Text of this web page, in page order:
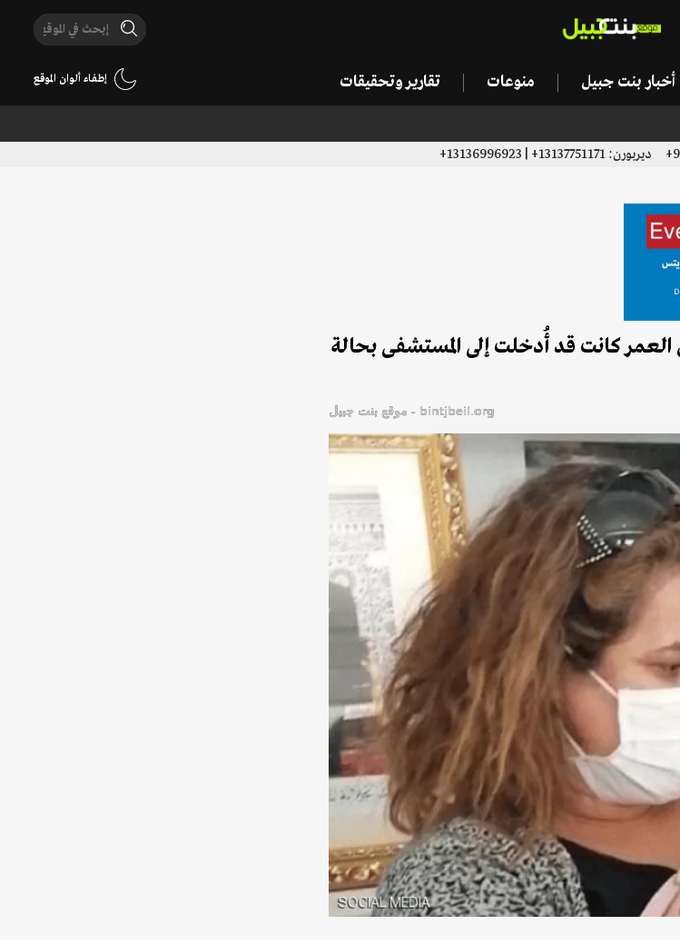
أخبار بنت جبيل منوعات تقارير وتحقيقات إطفاء ألوان الموقع
كانت قد أُدخلت إلى المستشفى بحالة
bintjbeil.org - موقع بنت جبيل